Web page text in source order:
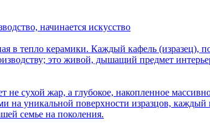
начинается искусство
в тепло керамики. Каждый кафель
это живой, дышащий предмет
не сухой жар, а глубокое, накопленное
на уникальной поверхности изразцов,
семье на поколения.